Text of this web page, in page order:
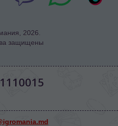
2026.
защищены